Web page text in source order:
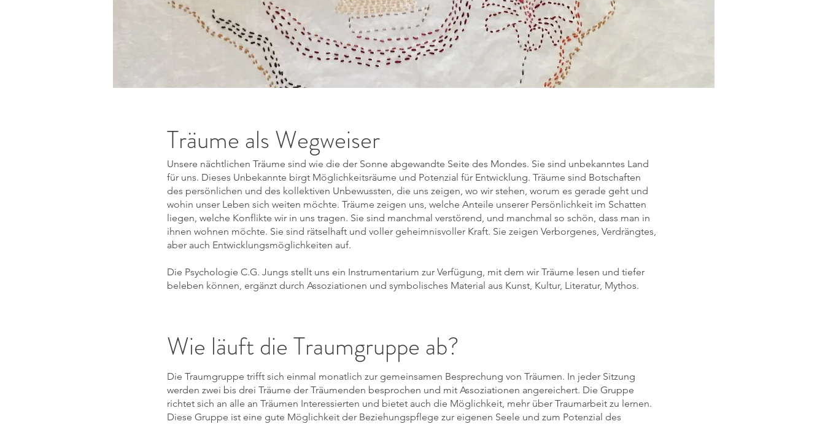
Träume als Wegweiser
Unsere nächtlichen Träume sind wie die der Sonne abgewandte Seite des Mondes. Sie sind unbekanntes Land
für uns. Dieses Unbekannte birgt Möglichkeitsräume und Potenzial für Entwicklung. Träume sind Botschaften
des persönlichen und des kollektiven Unbewussten, die uns zeigen, wo wir stehen, worum es gerade geht und
wohin unser Leben sich weiten möchte. Träume zeigen uns, welche Anteile unserer Persönlichkeit im Schatten
liegen, welche Konflikte wir in uns tragen. Sie sind manchmal verstörend, und manchmal so schön, dass man in
ihnen wohnen möchte. Sie sind rätselhaft und voller geheimnisvoller Kraft. Sie zeigen Verborgenes, Verdrängtes,
aber auch Entwicklungsmöglichkeiten auf.
Die Psychologie C.G. Jungs stellt uns ein Instrumentarium zur Verfügung, mit dem wir Träume lesen und tiefer
beleben können, ergänzt durch Assoziationen und symbolisches Material aus Kunst, Kultur, Literatur, Mythos.
Wie läuft die Traumgruppe ab?
Die Traumgruppe trifft sich einmal monatlich zur gemeinsamen Besprechung von Träumen. In jeder Sitzung
werden zwei bis drei Träume der Träumenden besprochen und mit Assoziationen angereichert. Die Gruppe
richtet sich an alle an Träumen Interessierten und bietet auch die Möglichkeit, mehr über Traumarbeit zu lernen.
Diese Gruppe ist eine gute Möglichkeit der Beziehungspflege zur eigenen Seele und zum Potenzial des